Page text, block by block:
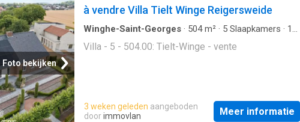
Foto bekijken
à vendre Villa Tielt Winge Reigersweide
Winghe-Saint-Georges · 504m² · 5 Slaapkamers · 1
Villa - 5 - 504.00: Tielt-Winge - vente
3 weken geleden aangeboden
doorimmovlan Meer informatie